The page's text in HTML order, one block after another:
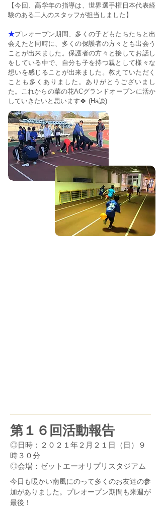
【今回、高学年の指導は、世界選手権日本代表経
験のある二人のスタッフが担当しました】
★プレオープン期間、多くの子どもたちたちと出
会えたと同時に、多くの保護者の方々とも出会う
ことが出来ました。保護者の方々と接してお話し
をしている中で、自分も子を持つ親として様々な
想いを感じることが出来ました。教えていただく
ことも多くありました。ありがとうございまし
た。これからの菜の花ACグランドオープンに活か
していきたいと思います🍀 (Ha談)
第１６回活動報告
◎日時：２０２１年２月２１日（日）９
時３０分
◎会場：ゼットエーオリプリスタジアム
今日も暖かい南風にのって多くのお友達の参
加がありました。プレオープン期間も来週が
最後！